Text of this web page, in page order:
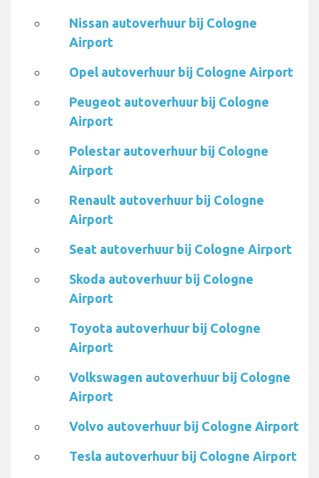
Nissan autoverhuur bij Cologne
Airport
Opel autoverhuur bij Cologne Airport
Peugeot autoverhuur bij Cologne
Airport
Polestar autoverhuur bij Cologne
Airport
Renault autoverhuur bij Cologne
Airport
Seat autoverhuur bij Cologne Airport
Skoda autoverhuur bij Cologne
Airport
Toyota autoverhuur bij Cologne
Airport
Volkswagen autoverhuur bij Cologne
Airport
Volvo autoverhuur bij Cologne Airport
Tesla autoverhuur bij Cologne Airport